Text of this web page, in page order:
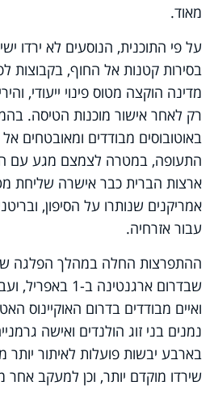
מאוד.
על פי התוכנית, הנוסעים לא ירדו
בסירות קטנות אל החוף, בקבוצות
מדינה הוקצה מטוס פינוי ייעודי,
רק לאחר אישור מוכנות הטיסה.
באוטובוסים מבודדים ומאובטחים
התעופה, במטרה לצמצם מגע עם
אמריקנים שנותרו על הסיפון,
עבור אזרחיה.
ההתפרצות החלה במהלך הפלגה
שבדרום ארגנטינה
ואיים מבודדים בדרום האוקיינוס
נמנים בני זוג הולנדים ואישה
בארבע יבשות פועלות לאיתור יותר
שירדו מוקדם יותר, וכן למעקב